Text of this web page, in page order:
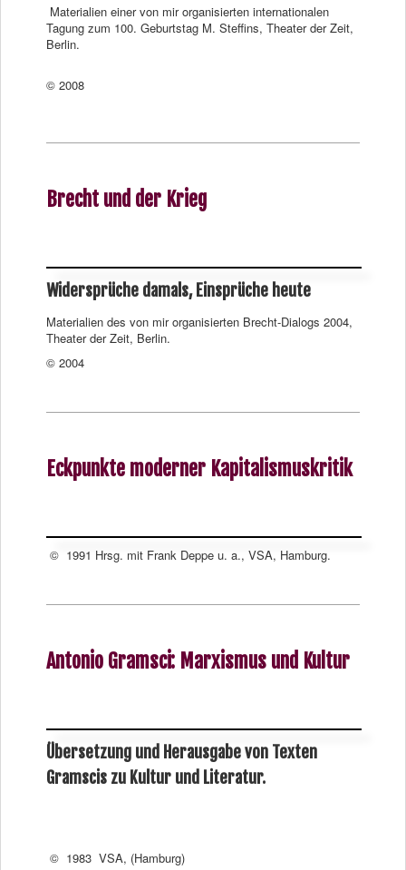
Materialien einer von mir organisierten internationalen
Tagung zum 100. Geburtstag M. Steffins, Theater der Zeit,
Berlin.
© 2008
Brecht und der Krieg
Widersprüche damals, Einsprüche heute
Materialien des von mir organisierten Brecht-Dialogs 2004,
Theater der Zeit, Berlin.
© 2004
Eckpunkte moderner Kapitalismuskritik
© 1991 Hrsg. mit Frank Deppe u. a., VSA, Hamburg.
Antonio Gramsci: Marxismus und Kultur
Übersetzung und Herausgabe von Texten
Gramscis zu Kultur und Literatur.
© 1983 VSA, (Hamburg)